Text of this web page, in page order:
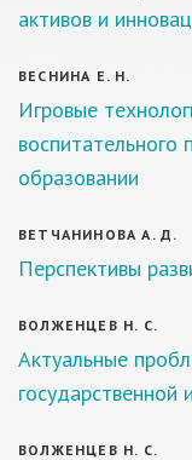
активов и
ВЕСНИНА Е. Н.
Игровые
воспитательного
образовании
ВЕТЧАНИНОВА А. Д.
Перспективы
ВОЛЖЕНЦЕВ Н. С.
Актуальные
ВОЛЖЕНЦЕВ Н. С.